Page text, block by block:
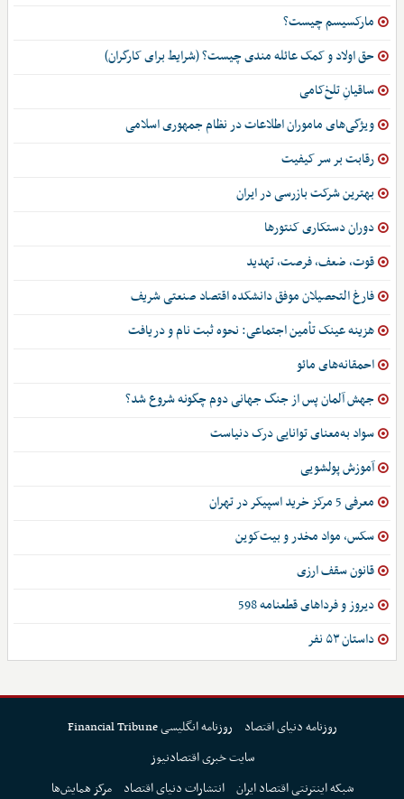
مارکسیسم چیست؟
حق اولاد و کمک عائله مندی چیست؟ (شرایط برای کارگران)
ساقیانِ تلخ‌کامی
ویژگی‌های ماموران اطلاعات در نظام جمهوری اسلامی
رقابت بر سر کیفیت
بهترین شرکت بازرسی در ایران
دوران دستکاری کنتورها
قوت، ضعف، فرصت، تهدید
فارغ التحصیلان موفق دانشکده اقتصاد صنعتی شریف
هزینه عینک تأمین اجتماعی: نحوه ثبت نام و دریافت
احمقانه‌های مائو
جهش آلمان پس از جنگ جهانی دوم چگونه شروع شد؟
سواد به‌معنای توانایی درک دنیاست
آموزش پولشویی
معرفی 5 مرکز خرید اسپیکر در تهران
سکس، مواد مخدر و بیت‌کوین
قانون سقف ارزی
دیروز و فرداهای قطعنامه 598
داستان ۵۳ نفر
روزنامه دنیای اقتصاد
روزنامه انگلیسی Financial Tribune
سایت خبری اقتصادنیوز
شبکه اینترنتی اقتصاد ایران انتشارات دنیای اقتصاد مرکز همایش‌ها